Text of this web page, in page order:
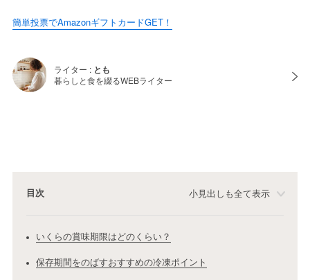
簡単投票でAmazonギフトカードGET！
ライター : とも
暮らしと食を綴るWEBライター
目次 小見出しも全て表示
いくらの賞味期限はどのくらい？
保存期間をのばすおすすめの冷凍ポイント